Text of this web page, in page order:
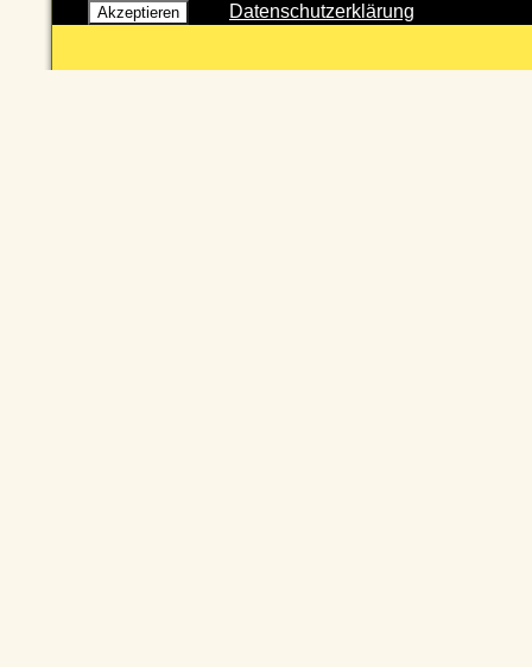
Akzeptieren Datenschutzerklärung